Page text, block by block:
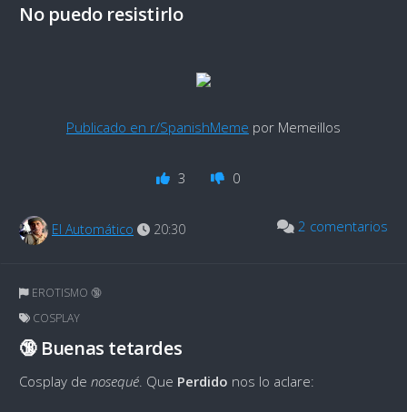
No puedo resistirlo
Publicado en r/SpanishMeme por Memeillos
3 0
El Automático 20:30 2 comentarios
EROTISMO 🔞
COSPLAY
🔞 Buenas tetardes
Cosplay de nosequé . Que Perdido nos lo aclare: